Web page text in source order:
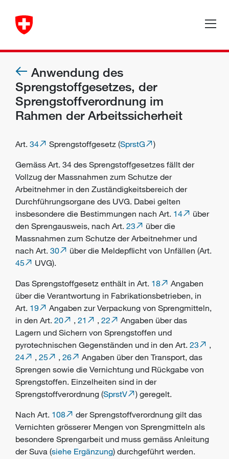
Anwendung des
Sprengstoffgesetzes, der
Sprengstoffverordnung im
Rahmen der Arbeitssicherheit
Art. 34 Sprengstoffgesetz (SprstG
)
Gemäss Art. 34 des Sprengstoffgesetzes fällt der
Vollzug der Massnahmen zum Schutze der
Arbeitnehmerin den Zuständigkeitsbereich der
Durchführungsorgane des UVG. Dabei gelten
insbesondere die Bestimmungen nach Art. 14
über
den Sprengausweis, nach Art. 23
über die
Massnahmen zum Schutze der Arbeitnehmer und
nach Art. 30
über die Meldepflicht von Unfällen (Art.
45
UVG).
Das Sprengstoffgesetz enthält in Art. 18
Angaben
über die Verantwortung in Fabrikationsbetrieben, in
Art. 19
Angaben zur Verpackung von Sprengmitteln,
in den Art. 20 , 21 , 22
Angaben über das
Lagern und Sichern von Sprengstoffen und
pyrotechnischen Gegenständen und in den Art. 23
,
24
, 25 , 26
Angaben über den Transport, das
Sprengen sowie die Vernichtung und Rückgabe von
Sprengstoffen. Einzelheiten sind in der
Sprengstoffverordnung (SprstV
) geregelt.
Nach Art. 108
der Sprengstoffverordnung gilt das
Vernichten grösserer Mengen von Sprengmitteln als
besondere Sprengarbeit und muss gemäss Anleitung
der Suva (siehe Ergänzung) durchgeführt werden.